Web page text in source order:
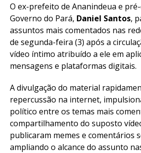
O ex-prefeito de Ananindeua e
Governo do Pará, Daniel Santos,
assuntos mais comentados nas
de segunda-feira (3) após a
vídeo íntimo atribuído a ele em
mensagens e plataformas digitais.
A divulgação do material
repercussão na internet,
político entre os temas mais
compartilhamento do suposto
publicaram memes e comentários
ampliando o alcance do assunto